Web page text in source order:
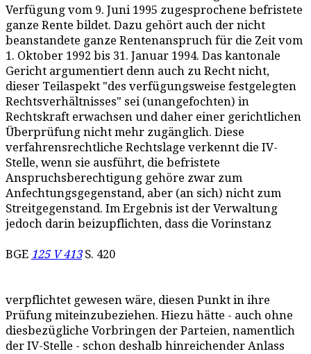
Verfügung vom 9. Juni 1995 zugesprochene befristete
ganze Rente bildet. Dazu gehört auch der nicht
beanstandete ganze Rentenanspruch für die Zeit vom
1. Oktober 1992 bis 31. Januar 1994. Das kantonale
Gericht argumentiert denn auch zu Recht nicht,
dieser Teilaspekt "des verfügungsweise festgelegten
Rechtsverhältnisses" sei (unangefochten) in
Rechtskraft erwachsen und daher einer gerichtlichen
Überprüfung nicht mehr zugänglich. Diese
verfahrensrechtliche Rechtslage verkennt die IV-
Stelle, wenn sie ausführt, die befristete
Anspruchsberechtigung gehöre zwar zum
Anfechtungsgegenstand, aber (an sich) nicht zum
Streitgegenstand. Im Ergebnis ist der Verwaltung
jedoch darin beizupflichten, dass die Vorinstanz
BGE 125 V 413S. 420
verpflichtet gewesen wäre, diesen Punkt in ihre
Prüfung miteinzubeziehen. Hiezu hätte - auch ohne
diesbezügliche Vorbringen der Parteien, namentlich
der IV-Stelle - schon deshalb hinreichender Anlass